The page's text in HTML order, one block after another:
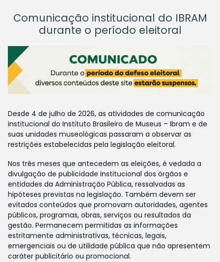
Comunicação institucional do IBRAM
durante o período eleitoral
Desde 4 de julho de 2026, as atividades de comunicação
institucional do Instituto Brasileiro de Museus – Ibram e de
suas unidades museológicas passaram a observar as
restrições estabelecidas pela legislação eleitoral.
Nos três meses que antecedem as eleições, é vedada a
divulgação de publicidade institucional dos órgãos e
entidades da Administração Pública, ressalvadas as
hipóteses previstas na legislação. Também devem ser
evitados conteúdos que promovam autoridades, agentes
públicos, programas, obras, serviços ou resultados da
gestão. Permanecem permitidas as informações
estritamente administrativas, técnicas, legais,
emergenciais ou de utilidade pública que não apresentem
caráter publicitário ou promocional.